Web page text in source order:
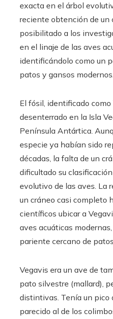
exacta en el árbol
reciente obtención de un
posibilitado a los
en el linaje de las aves
identificándolo como un
patos y gansos modernos.
El fósil, identificado como
desenterrado en la Isla
Península Antártica.
especie ya habían sido
décadas, la falta de un
dificultado su
evolutivo de las aves. La
un cráneo casi completo
científicos ubicar a
aves acuáticas
pariente cercano de
Vegavis era un ave de
pato silvestre (mallard),
distintivas. Tenía un pico
parecido al de los